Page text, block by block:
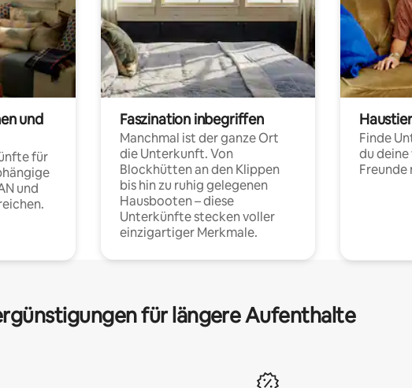
und
für
und
Faszination inbegriffen
Manchmal ist der ganze Ort
die Unterkunft. Von
Blockhütten an den Klippen
bis hin zu ruhig gelegenen
Hausbooten – diese
Unterkünfte stecken voller
einzigartiger Merkmale.
Finde
du
für längere Aufenthalte